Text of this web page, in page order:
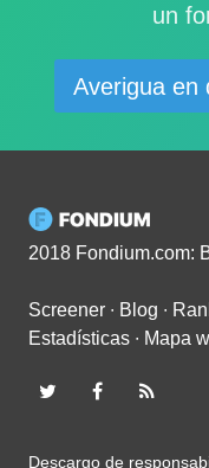
un
Averigua en
2018 Fondium.com:
Screener ∙ Blog ∙
Estadísticas ∙ Mapa
Descargo de